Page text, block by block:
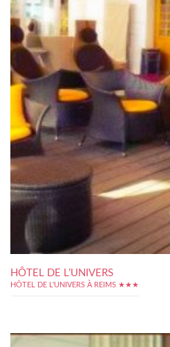
HÔTEL DE L’UNIVERS
HÔTEL DE L'UNIVERS À REIMS ★★★